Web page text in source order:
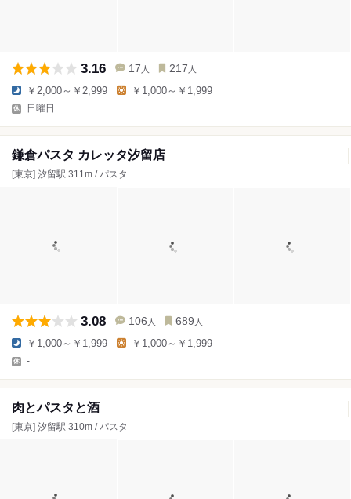
3.16 17 人 217 人
￥2,000～￥2,999 ￥1,000～￥1,999
日曜日
鎌倉パスタ カレッタ汐留店
[東京] 汐留駅 311m / パスタ
3.08 106 人 689 人
￥1,000～￥1,999 ￥1,000～￥1,999
-
肉とパスタと酒
[東京] 汐留駅 310m / パスタ